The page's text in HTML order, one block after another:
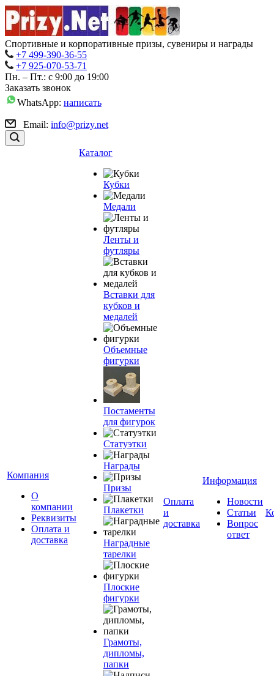
Спортивные и корпоративные призы, сувениры и награды
+7 499-390-36-55
+7 925-070-53-71
Пн. – Пт.: с 9:00 до 19:00
Заказать звонок
WhatsApp: написать
Email: info@prizy.net
Компания
О
компании
Реквизиты
Оплата и
доставка
Каталог
Кубки
Медали
Ленты и
футляры
Вставки для
кубков и
медалей
Объемные
фигурки
Постаменты
для фигурок
Статуэтки
Награды
Призы
Плакетки
Наградные
тарелки
Плоские
фигурки
Грамоты,
дипломы,
папки
Оплата
и
доставка
Информация
Новости
Статьи
Вопрос
ответ